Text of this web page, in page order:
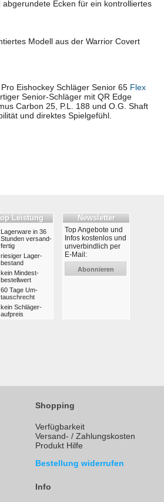
abgerundete Ecken für ein kontrolliertes
Modell aus der Warrior Covert
Eishockey Schläger Senior 65 Flex
Senior-Schläger mit QR Edge
Carbon 25, P.L. 188 und O.G. Shaft
und direktes Spielgefühl.
Leistung
Lagerware in 36
Stunden ver­sand­
fertig
riesiger Lager­
bestand
kein Mindest­
bestell­wert
60 Tage Um­
tausch­recht
kein Schläger­
aufpreis
Newsletter
Top Angebote und
Infos kostenlos und
unverbindlich per
E-Mail:
Abonnieren
Shopping
Verfügbarkeit
Versand- / Zahlungskosten
Produkt Hilfe
Bestellung widerrufen
Info